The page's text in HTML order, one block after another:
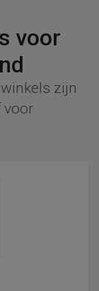
voor
zijn
voor